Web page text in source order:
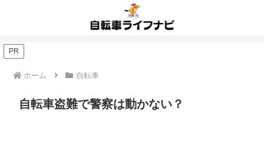
PR
ホーム 自転車
自転車盗難で警察は動かない？